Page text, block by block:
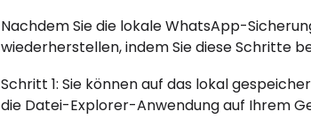
Nachdem Sie die lokale WhatsApp-
wiederherstellen, indem Sie diese Schritte
Schritt 1: Sie können auf das lokal
die Datei-Explorer-Anwendung auf Ihrem